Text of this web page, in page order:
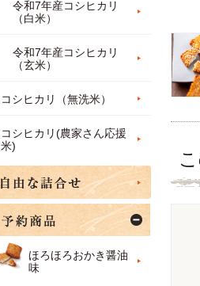
令和7年産コシヒカリ
（白米）
令和7年産コシヒカリ
（玄米）
コシヒカリ（無洗米）
コシヒカリ(農家さん応援
米)
ほろほろおかき醤油
味